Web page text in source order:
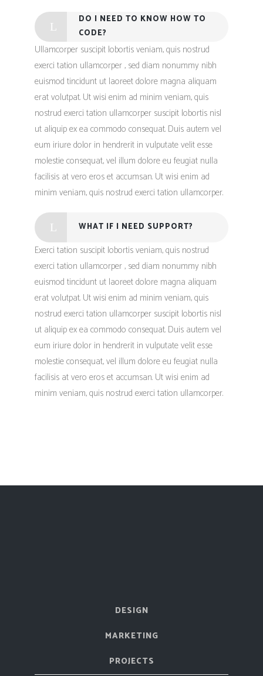
DO I NEED TO KNOW HOW TO
CODE?
Ullamcorper suscipit lobortis veniam, quis nostrud
exerci tation ullamcorper , sed diam nonummy nibh
euismod tincidunt ut laoreet dolore magna aliquam
erat volutpat. Ut wisi enim ad minim veniam, quis
nostrud exerci tation ullamcorper suscipit lobortis nisl
ut aliquip ex ea commodo consequat. Duis autem vel
eum iriure dolor in hendrerit in vulputate velit esse
molestie consequat, vel illum dolore eu feugiat nulla
facilisis at vero eros et accumsan. Ut wisi enim ad
minim veniam, quis nostrud exerci tation ullamcorper.
WHAT IF I NEED SUPPORT?
Exerci tation suscipit lobortis veniam, quis nostrud
exerci tation ullamcorper , sed diam nonummy nibh
euismod tincidunt ut laoreet dolore magna aliquam
erat volutpat. Ut wisi enim ad minim veniam, quis
nostrud exerci tation ullamcorper suscipit lobortis nisl
ut aliquip ex ea commodo consequat. Duis autem vel
eum iriure dolor in hendrerit in vulputate velit esse
molestie consequat, vel illum dolore eu feugiat nulla
facilisis at vero eros et accumsan. Ut wisi enim ad
minim veniam, quis nostrud exerci tation ullamcorper.
DESIGN
MARKETING
PROJECTS